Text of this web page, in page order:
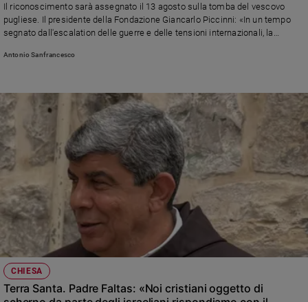
Chiesa
e
Santi
Devozione
e
fede
giorno
Santo
del
giorno
Società
e
valori
Il riconoscimento sarà assegnato il 13 agosto sulla tomba del vescovo
pugliese. Il presidente della Fondazione Giancarlo Piccinni: «In un tempo
segnato dall'escalation delle guerre e delle tensioni internazionali, la
alla costruzione della pace»
Antonio Sanfrancesco
CHIESA
Terra Santa. Padre Faltas: «Noi cristiani oggetto di